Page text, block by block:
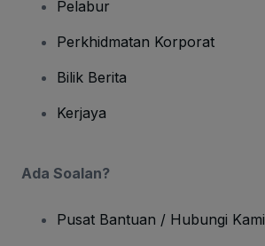
Pelabur
Perkhidmatan Korporat
Bilik Berita
Kerjaya
Ada Soalan?
Pusat Bantuan / Hubungi Kami